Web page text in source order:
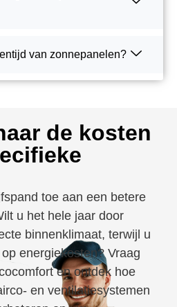
van zonnepanelen?
de kosten
toe aan een betere
u het hele jaar door
binnenklimaat, terwijl u
energiekosten? Vraag
en ontdek hoe
en ventilatiesystemen